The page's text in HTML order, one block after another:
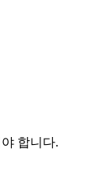
합니다.